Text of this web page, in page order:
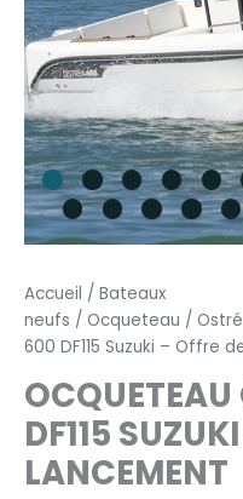
Accueil / Bateaux
neufs / Ocqueteau /
600 DF115 Suzuki – Offre
DF115
LANCEMENT